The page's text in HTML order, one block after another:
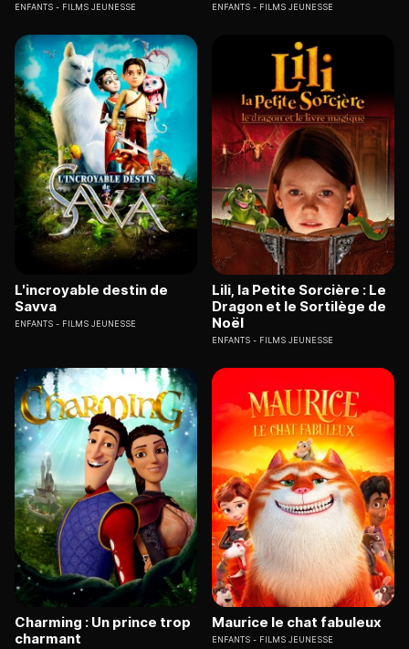
ENFANTS FILMS JEUNESSE ENFANTS FILMS JEUNESSE
L'incroyable destin de
Savva
ENFANTS FILMS JEUNESSE
Lili, la Petite Sorcière : Le
Dragon et le Sortilège de
Noël
ENFANTS FILMS JEUNESSE
Charming : Un prince trop
charmant
Maurice le chat fabuleux
ENFANTS FILMS JEUNESSE